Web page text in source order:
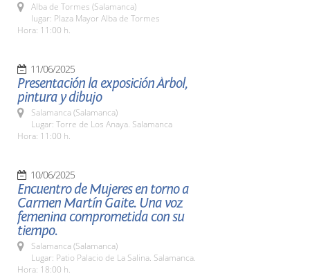
Alba de Tormes (Salamanca)
lugar: Plaza Mayor Alba de Tormes
Hora: 11:00 h.
11/06/2025
Presentación la exposición Árbol,
pintura y dibujo
Salamanca (Salamanca)
Lugar: Torre de Los Anaya. Salamanca
Hora: 11:00 h.
10/06/2025
Encuentro de Mujeres en torno a
Carmen Martín Gaite. Una voz
femenina comprometida con su
tiempo.
Salamanca (Salamanca)
Lugar: Patio Palacio de La Salina. Salamanca.
Hora: 18:00 h.